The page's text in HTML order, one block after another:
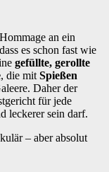
an ein
es schon fast wie
gefüllte, gerollte
, die mit Spießen
Daher der
für jede
leckerer sein darf.
– aber absolut